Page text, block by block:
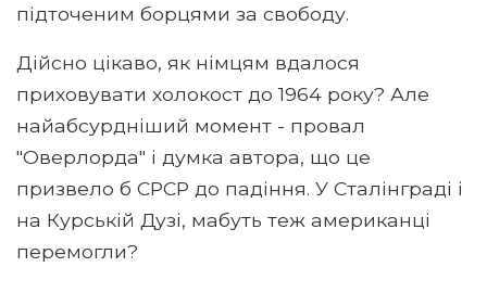
підточеним борцями за свободу.
Дійсно цікаво, як німцям вдалося
приховувати холокост до 1964 року? Але
найабсурдніший момент - провал
"Оверлорда" і думка автора, що це
призвело б СРСР до падіння. У Сталінграді і
на Курській Дузі, мабуть теж американці
перемогли?